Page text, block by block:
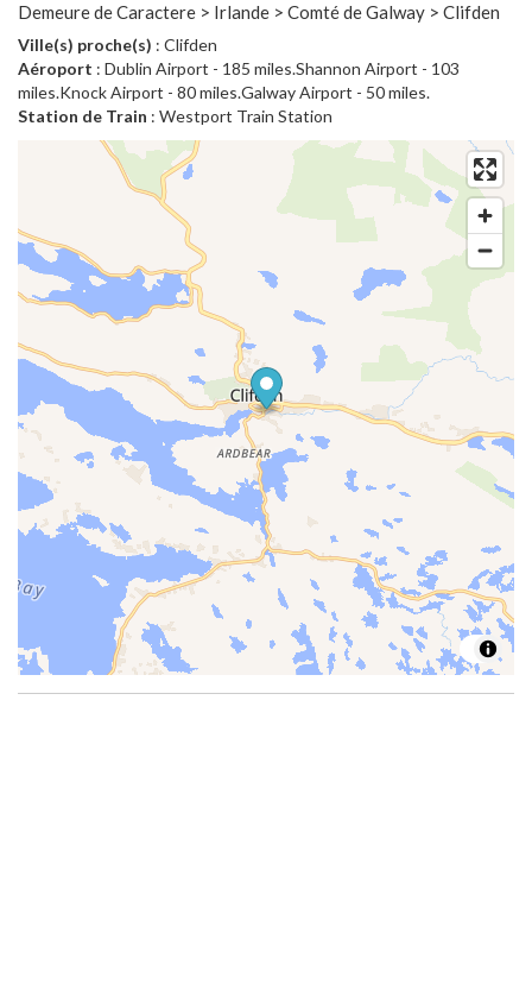
Demeure de Caractere > Irlande > Comté de Galway > Clifden
Ville(s) proche(s) : Clifden
Aéroport : Dublin Airport - 185 miles.Shannon Airport - 103
miles.Knock Airport - 80 miles.Galway Airport - 50 miles.
Station de Train : Westport Train Station